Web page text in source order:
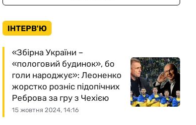
ІНТЕРВ'Ю
15 жовтня 2024, 14:16
«Збірна України –
«пологовий будинок», бо
голи народжує»: Леоненко
жорстко розніс підопічних
Реброва за гру з Чехією